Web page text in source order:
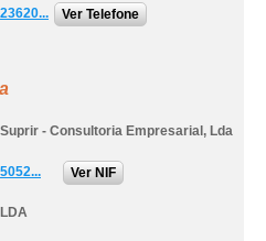
23620... Ver Telefone
Suprir - Consultoria Empresarial, Lda
5052... Ver NIF
LDA